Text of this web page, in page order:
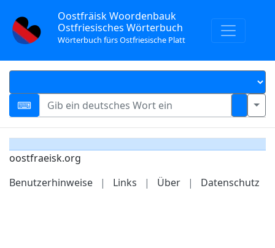
Oostfräisk Woordenbauk
Ostfriesisches Wörterbuch
Wörterbuch fürs Ostfriesische Platt
oostfraeisk.org
Benutzerhinweise
| Links | Über | Datenschutz